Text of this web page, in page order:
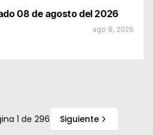
08 de agosto del 2026
ago 8, 2026
1 de 296 Siguiente